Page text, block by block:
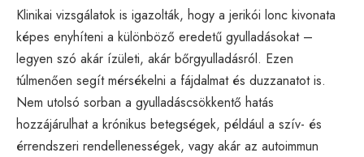
Klinikai vizsgálatok is igazolták, hogy a jerikói lonc kivonata
képes enyhíteni a különböző eredetű gyulladásokat –
legyen szó akár ízületi, akár bőrgyulladásról. Ezen
túlmenően segít mérsékelni a fájdalmat és duzzanatot is.
Nem utolsó sorban a gyulladáscsökkentő hatás
hozzájárulhat a krónikus betegségek, például a szív- és
érrendszeri rendellenességek, vagy akár az autoimmun